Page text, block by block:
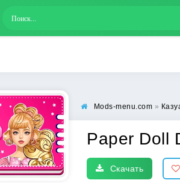
Mods-menu.com »
Paper Doll
Скачать